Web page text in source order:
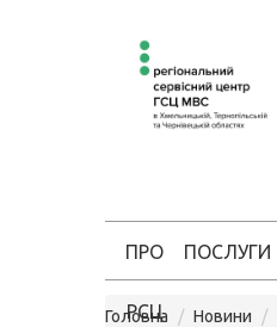
ПРО
РСЦ
ПОСЛУГИ
Головна Новини